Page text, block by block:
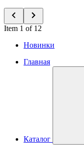
Item 1 of 12
Новинки
Главная
Каталог